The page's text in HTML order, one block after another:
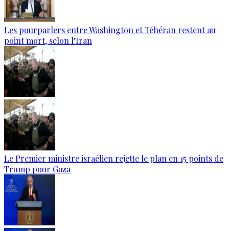
Les pourparlers entre Washington et Téhéran restent au
point mort, selon l’Iran
Le Premier ministre israélien rejette le plan en 15 points de
Trump pour Gaza